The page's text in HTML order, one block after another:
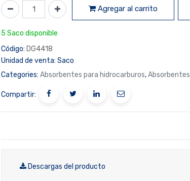
Agregar al carrito
5 Saco disponible
Código: DG4418
Unidad de venta: Saco
Categories: Absorbentes para hidrocarburos,Absorbentes
Compartir:
Descargas del producto